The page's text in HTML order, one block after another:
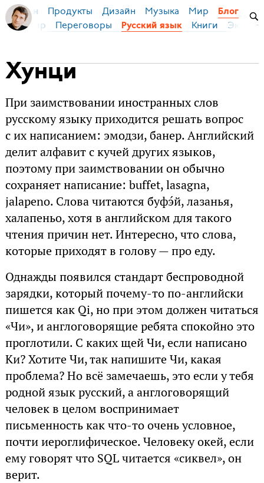
Бирман Продукты Дизайн Музыка Мир Блог
Мир Переговоры Русский язык Книги
Хунци
При заимствовании иностранных слов
русскому языку приходится решать вопрос
с их написанием: эмодзи, банер. Английский
делит алфавит с кучей других языков,
поэтому при заимствовании он обычно
сохраняет написание: buffet, lasagna,
jalapeno. Слова читаются буфэ́й, лазанья,
халапеньо, хотя в английском для такого
чтения причин нет. Интересно, что слова,
которые приходят в голову — про еду.
Однажды появился стандарт беспроводной
зарядки, который почему-то по-английски
пишется как Qi, но при этом должен читаться
«Чи», и англоговорящие ребята спокойно это
проглотили. С каких щей Чи, если написано
Ки? Хотите Чи, так напишите Чи, какая
проблема? Но всё замечаешь, это если у тебя
родной язык русский, а англоговорящий
человек в целом воспринимает
письменность как что-то очень условное,
почти иероглифическое. Человеку окей, если
ему говорят что SQL читается «сиквел», он
верит.